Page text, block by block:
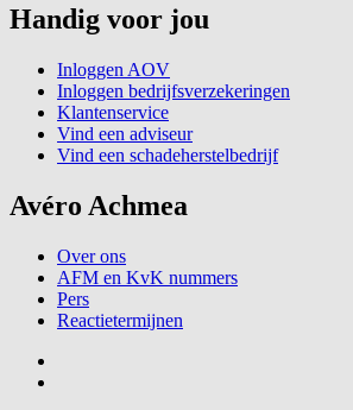
Handig voor jou
Inloggen AOV
Inloggen bedrijfsverzekeringen
Klantenservice
Vind een adviseur
Vind een schadeherstelbedrijf
Avéro Achmea
Over ons
AFM en KvK nummers
Pers
Reactietermijnen